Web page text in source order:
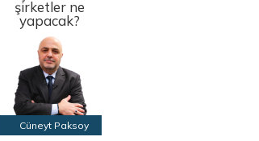
şirketler ne
yapacak?
Cüneyt Paksoy